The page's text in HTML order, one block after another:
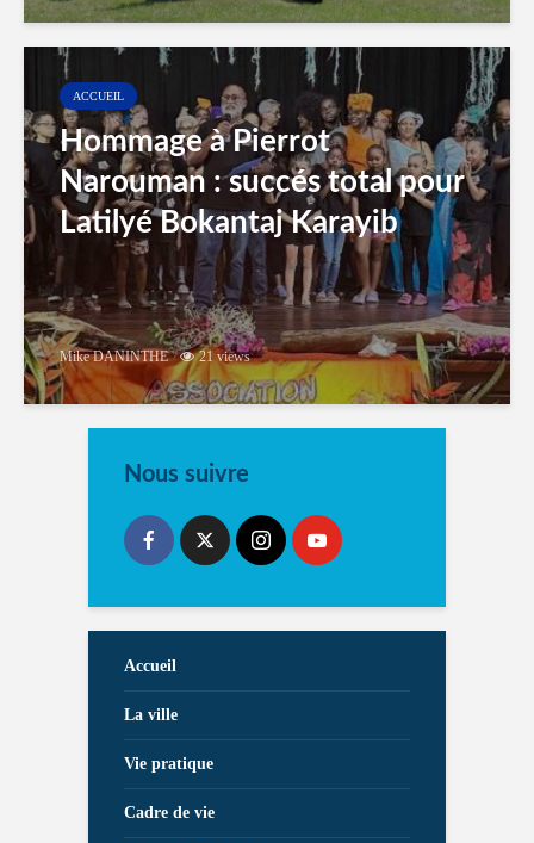
ACCUEIL
Hommage à Pierrot
Narouman : succés total pour
Latilyé Bokantaj Karayib
Mike DANINTHE 21 views
Nous suivre
Accueil
La ville
Vie pratique
Cadre de vie